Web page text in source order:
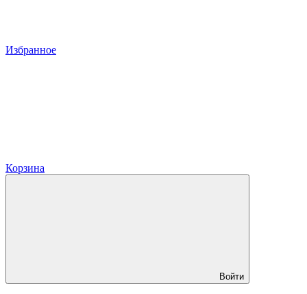
Избранное
Корзина
Войти